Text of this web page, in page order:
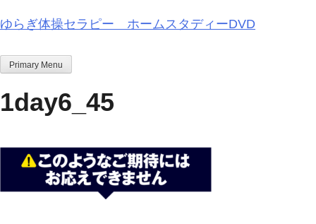
to
content
ゆらぎ体操セラピー ホームスタディーDVD
Primary Menu
1day6_45